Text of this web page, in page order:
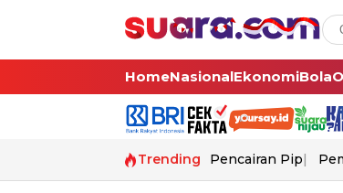
HomeNasionalEkonomiBola
Trending Pencairan Pip